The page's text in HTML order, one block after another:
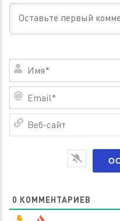
0 КОММЕНТАРИЕВ